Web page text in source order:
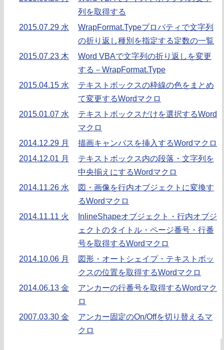
列を取得する
2015.07.29 水
WrapFormat.Typeプロパティで文字列
の折り返し種別を指定する定数の一覧
2015.07.23 木
Word VBAで文字列の折り返しを変更
する－WrapFormat.Type
2015.04.15 水
テキストボックスの枠線の色をまとめ
て変更するWordマクロ
2015.01.07 水
テキストボックスだけを選択するWord
マクロ
2014.12.29 月
描画キャンバスを挿入するWordマクロ
2014.12.01 月
テキストボックス内の段落・文字列を
中央揃えにするWordマクロ
2014.11.26 水
図・画像を行内オブジェクトに変換す
るWordマクロ
2014.11.11 火
InlineShapeオブジェクト・行内オブジ
ェクトのタイトル・ページ番号・行番
号を取得するWordマクロ
2014.10.06 月
図形・オートシェイプ・テキストボッ
クスの位置を取得するWordマクロ
2014.06.13 金
アンカーの行番号を取得するWordマク
ロ
2007.03.30 金
アンカー固定のOn/Offを切り替えるマ
クロ